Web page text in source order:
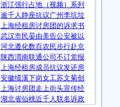
浙江强行占地（视频）系列
逾千人静座抗议广州李坑垃
上海经租房讨房团的诉求书
武汉市民晏由美告公安被以
河北遵化数百农民步行赴京
陕西渭南联通公司不订党报
上海经租房成员抗议发还房
安徽绩溪下岗女工苏文菊创
上海讨房团走上街头宣传经
湖北省仙桃近千人联名诉政